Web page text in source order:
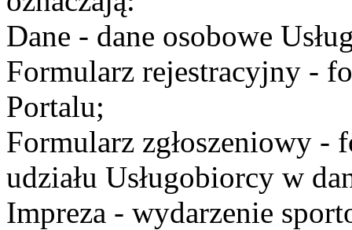
Dane - dane osobowe
Formularz rejestracyjny -
Portalu;
Formularz zgłoszeniowy -
udziału Usługobiorcy w
Impreza - wydarzenie